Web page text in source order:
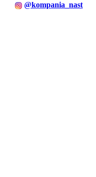
@kompania_nast